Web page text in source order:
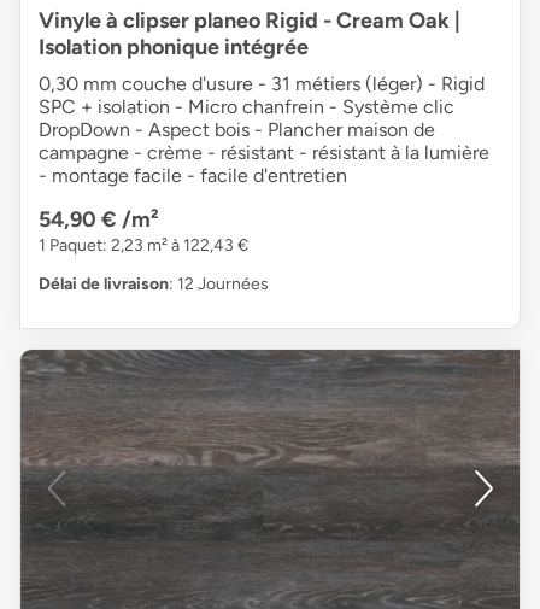
Vinyle à clipser planeo Rigid - Cream Oak |
Isolation phonique intégrée
0,30 mm couche d'usure - 31 métiers (léger) - Rigid
SPC + isolation - Micro chanfrein - Système clic
DropDown - Aspect bois - Plancher maison de
campagne - crème - résistant - résistant à la lumière
- montage facile - facile d'entretien
54,90 € /m²
1 Paquet: 2,23 m² à 122,43 €
Délai de livraison: 12 Journées